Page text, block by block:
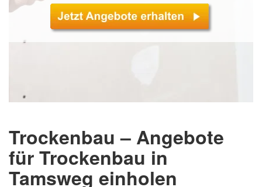
Trockenbau – Angebote
für Trockenbau in
Tamsweg einholen